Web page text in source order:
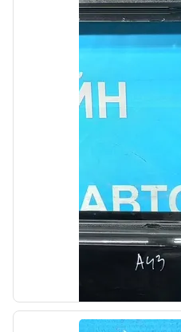
Датчик AIR BAG
2015-2018
OEM: 95920C2000
Цена: 600,00₽